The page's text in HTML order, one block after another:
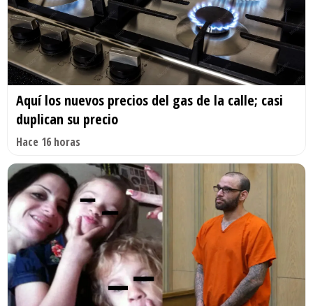
Aquí los nuevos precios del gas de la calle; casi
duplican su precio
Hace 16 horas